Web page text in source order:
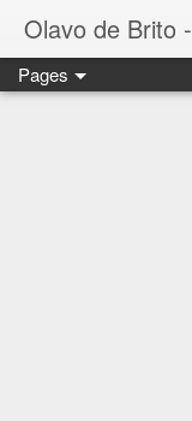
Olavo de Brito
Pages